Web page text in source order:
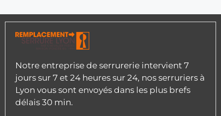
Notre entreprise de serrurerie intervient 7
jours sur 7 et 24 heures sur 24, nos serruriers à
Lyon vous sont envoyés dans les plus brefs
délais 30 min.